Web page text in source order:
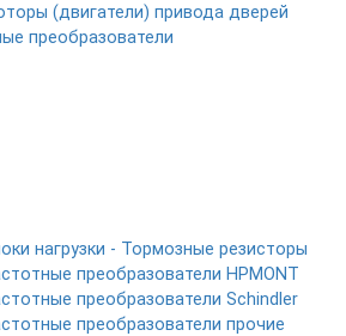
(двигатели) привода дверей
преобразователи
нагрузки - Тормозные резисторы
преобразователи HPMONT
преобразователи Schindler
преобразователи прочие